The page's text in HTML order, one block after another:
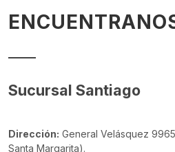
Sucursal Santiago
Dirección: General Velásquez
Santa Margarita).